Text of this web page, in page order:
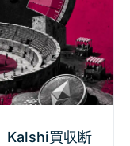
Kalshi買収断